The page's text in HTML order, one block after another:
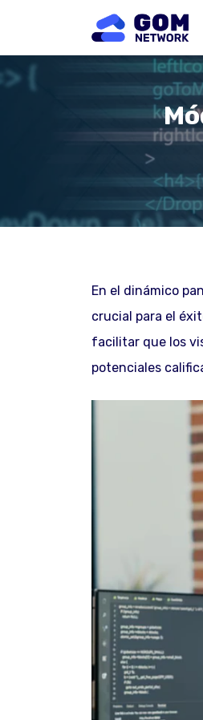
En el dinámico
crucial para el
facilitar que los
potenciales